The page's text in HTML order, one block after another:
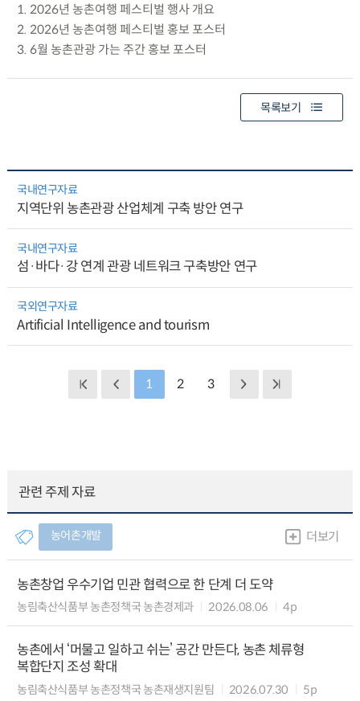
1. 2026년 농촌여행 페스티벌 행사 개요
2. 2026년 농촌여행 페스티벌 홍보 포스터
3. 6월 농촌관광 가는 주간 홍보 포스터
목록보기
국내연구자료
지역단위 농촌관광 산업체계 구축 방안 연구
국내연구자료
섬·바다·강 연계 관광 네트워크 구축방안 연구
국외연구자료
Artificial Intelligence and tourism
1 2 3
관련 주제 자료
농어촌개발 더보기
농촌창업 우수기업 민관 협력으로 한 단계 더 도약
농림축산식품부 농촌정책국 농촌경제과 2026.08.06 4p
농촌에서 ‘머물고 일하고 쉬는’ 공간 만든다, 농촌 체류형
복합단지 조성 확대
농림축산식품부 농촌정책국 농촌재생지원팀 2026.07.30 5p